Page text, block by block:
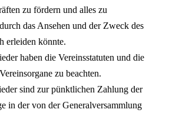
zu fördern und alles zu
das Ansehen und der Zweck des
erleiden könnte.
haben die Vereinsstatuten und die
zu beachten.
sind zur pünktlichen Zahlung der
in der von der Generalversammlung